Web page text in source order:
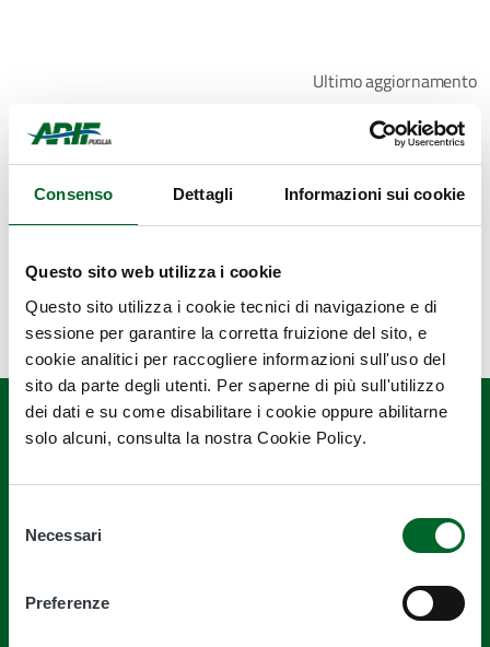
Consenso Dettagli Informazioni sui cookie
Questo sito web utilizza i cookie
Questo sito utilizza i cookie tecnici di navigazione e di
sessione per garantire la corretta fruizione del sito, e
cookie analitici per raccogliere informazioni sull'uso del
sito da parte degli utenti. Per saperne di più sull'utilizzo
dei dati e su come disabilitare i cookie oppure abilitarne
solo alcuni, consulta la nostra Cookie Policy.
delNecessari
Preferenze
Ultimo aggiornamento
12 Giugno 2025, 10:50